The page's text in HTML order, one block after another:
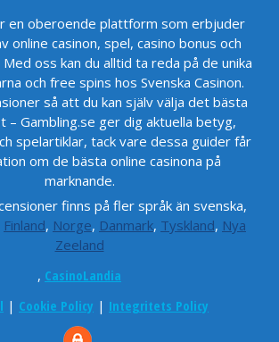
en oberoende plattform som erbjuder
online casinon, spel, casino bonus och
oss kan du alltid ta reda på de unika
och free spins hos Svenska Casinon.
så att du kan själv välja det bästa
– Gambling.se ger dig aktuella betyg,
spelartiklar, tack vare dessa guider får
om de bästa online casinona på
marknande.
finns på fler språk än svenska,
Finland, Norge, Danmark, Tyskland, Nya
Zeeland
, CasinoLandia
| Cookie Policy | Integritets Policy